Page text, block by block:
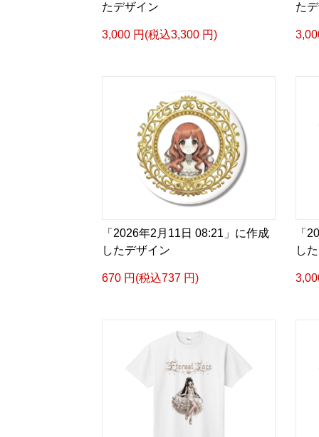
たデザイン
3,000 円(税込3,300 円)
た
「2026年2月11日 08:21」に作成
したデザイン
670 円(税込737 円)
「
し